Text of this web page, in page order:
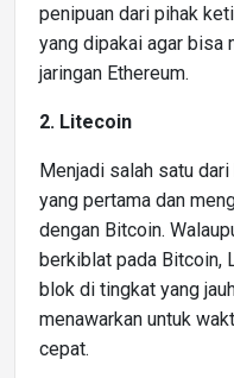
penipuan dari pihak
yang dipakai agar bisa
jaringan Ethereum.
2. Litecoin
Menjadi salah satu
yang pertama dan
dengan Bitcoin.
berkiblat pada Bitcoin,
blok di tingkat yang
menawarkan untuk
cepat.